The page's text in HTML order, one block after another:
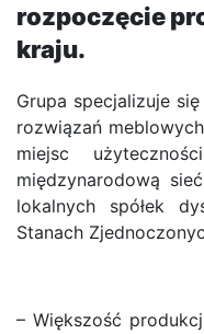
rozpoczęcie
kraju.
Grupa specjalizuje
rozwiązań
miejsc
międzynarodową
lokalnych spółek
Stanach
– Większość